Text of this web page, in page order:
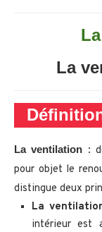
La
La ventilation :
pour objet le
distingue deux
La
intérieur est